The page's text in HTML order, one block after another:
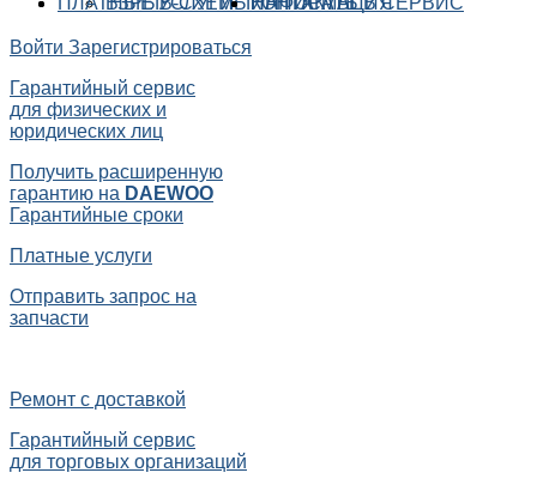
Войти Зарегистрироваться
Гарантийный сервис
для физических и
юридических лиц
Получить расширенную
гарантию на DAEWOO
Гарантийные сроки
Платные услуги
Отправить запрос на
запчасти
Ремонт с доставкой
Гарантийный сервис
для торговых организаций